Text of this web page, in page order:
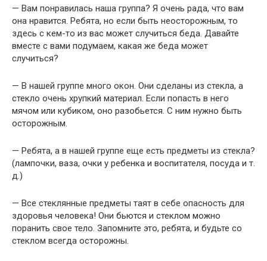
— Вам понравилась наша группа? Я очень рада, что вам
она нравится. Ребята, но если быть неосторожным, то
здесь с кем-то из вас может случиться беда. Давайте
вместе с вами подумаем, какая же беда может
случиться?
— В нашей группе много окон. Они сделаны из стекла, а
стекло очень хрупкий материал. Если попасть в него
мячом или кубиком, оно разобьется. С ним нужно быть
осторожным.
— Ребята, а в нашей группе еще есть предметы из стекла?
(лампочки, ваза, очки у ребенка и воспитателя, посуда и т.
д.)
— Все стеклянные предметы таят в себе опасность для
здоровья человека! Они бьются и стеклом можно
поранить свое тело. Запомните это, ребята, и будьте со
стеклом всегда осторожны.